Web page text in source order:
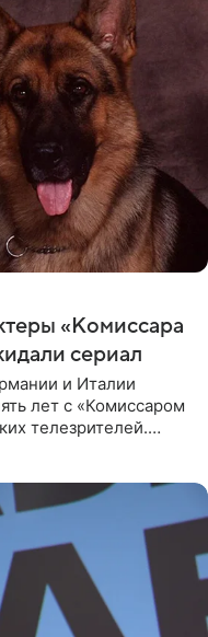
«Комиссара
сериал
и Италии
лет с «Комиссаром
телезрителей.